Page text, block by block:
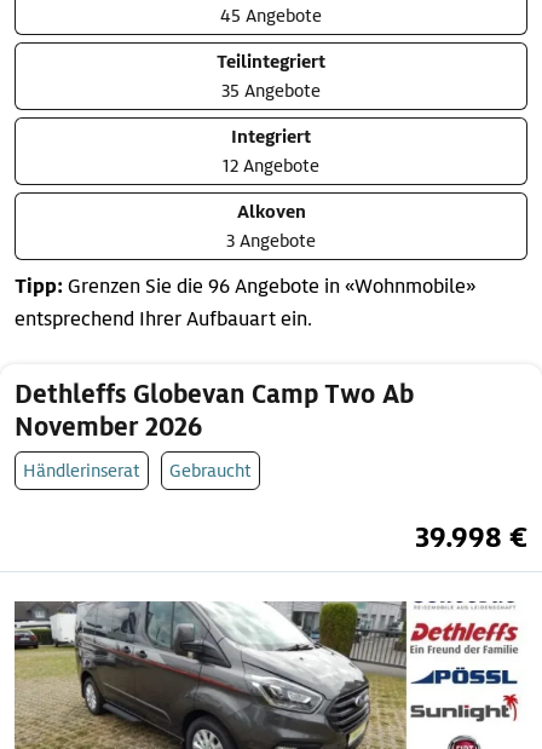
45 Angebote
Teilintegriert
35 Angebote
Integriert
12 Angebote
Alkoven
3 Angebote
Tipp: Grenzen Sie die 96 Angebote in «Wohnmobile»
entsprechend Ihrer Aufbauart ein.
Dethleffs Globevan Camp Two Ab
November 2026
Händlerinserat Gebraucht
39.998 €